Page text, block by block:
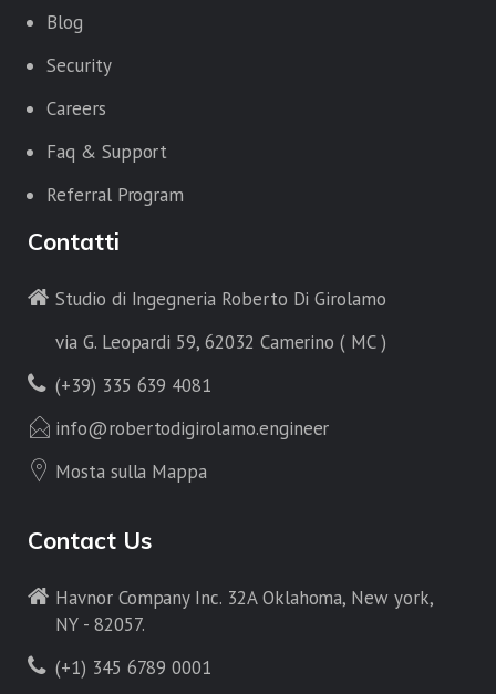
Blog
Security
Careers
Faq & Support
Referral Program
Contatti
Studio di Ingegneria Roberto Di Girolamo
via G. Leopardi 59, 62032 Camerino ( MC )
(+39) 335 639 4081
info@robertodigirolamo.engineer
Mosta sulla Mappa
Contact Us
Havnor Company Inc. 32A Oklahoma, New york,
NY - 82057.
(+1) 345 6789 0001